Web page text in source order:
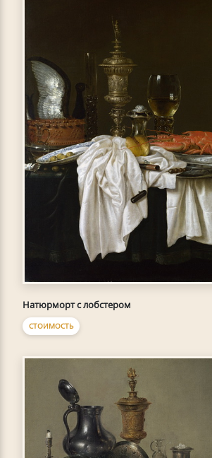
Натюрморт с лобстером
СТОИМОСТЬ